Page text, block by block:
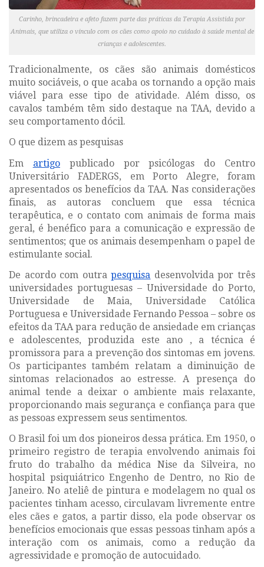
Carinho, brincadeira e afeto fazem parte das práticas da Terapia Assistida por
Animais, que utiliza o vínculo com os cães como apoio no cuidado à saúde mental de
crianças e adolescentes.
Tradicionalmente, os cães são animais domésticos
muito sociáveis, o que acaba os tornando a opção mais
viável para esse tipo de atividade. Além disso, os
cavalos também têm sido destaque na TAA, devido a
seu comportamento dócil.
O que dizem as pesquisas
Em artigopublicado por psicólogas do Centro
Universitário FADERGS, em Porto Alegre, foram
apresentados os benefícios da TAA. Nas considerações
finais, as autoras concluem que essa técnica
terapêutica, e o contato com animais de forma mais
geral, é benéfico para a comunicação e expressão de
sentimentos; que os animais desempenham o papel de
estimulante social.
De acordo com outrapesquisa desenvolvida por três
universidades portuguesas – Universidade do Porto,
Universidade de Maia, Universidade Católica
Portuguesa e Universidade Fernando Pessoa – sobre os
efeitos da TAA para redução de ansiedade em crianças
e adolescentes, produzida este ano , a técnica é
promissora para a prevenção dos sintomas em jovens.
Os participantes também relatam a diminuição de
sintomas relacionados ao estresse. A presença do
animal tende a deixar o ambiente mais relaxante,
proporcionando mais segurança e confiança para que
as pessoas expressem seus sentimentos.
O Brasil foi um dos pioneiros dessa prática. Em 1950, o
primeiro registro de terapia envolvendo animais foi
fruto do trabalho da médica Nise da Silveira, no
hospital psiquiátrico Engenho de Dentro, no Rio de
Janeiro. No ateliê de pintura e modelagem no qual os
pacientes tinham acesso, circulavam livremente entre
eles cães e gatos, a partir disso, ela pode observar os
benefícios emocionais que essas pessoas tinham após a
interação com os animais, como a redução da
agressividade e promoção de autocuidado.